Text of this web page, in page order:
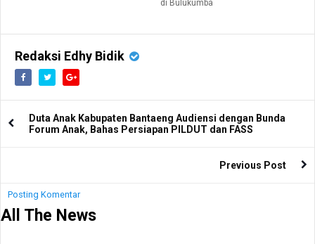
di Bulukumba
Redaksi Edhy Bidik
Duta Anak Kabupaten Bantaeng Audiensi dengan Bunda
Forum Anak, Bahas Persiapan PILDUT dan FASS
Previous Post
Posting Komentar
All The News